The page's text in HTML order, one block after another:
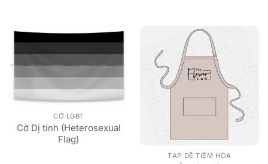
CỜ LGBT
Cờ Dị tính (Heterosexual
Flag)
TẠP DỀ TIỆM HOA